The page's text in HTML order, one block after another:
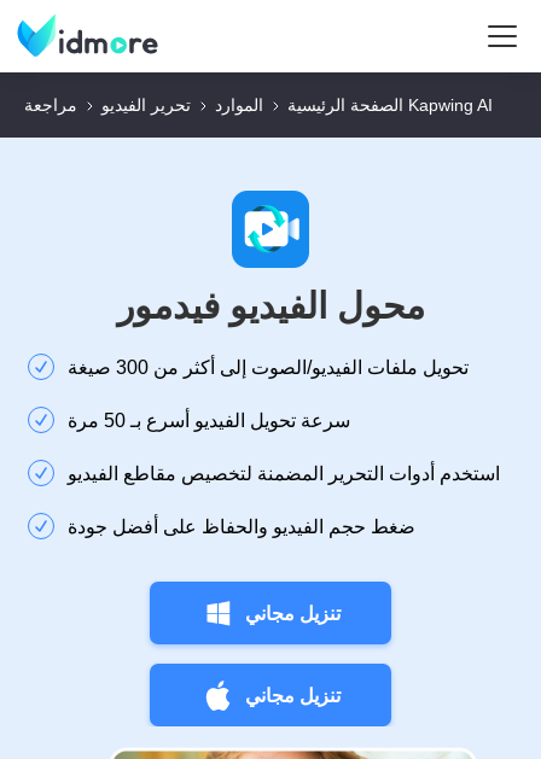
الصفحة الرئيسية الموارد تحرير الفيديو مراجعة Kapwing AI
محول الفيديو فيدمور
تحويل ملفات الفيديو/الصوت إلى أكثر من 300 صيغة
سرعة تحويل الفيديو أسرع بـ 50 مرة
استخدم أدوات التحرير المضمنة لتخصيص مقاطع الفيديو
ضغط حجم الفيديو والحفاظ على أفضل جودة
تنزيل مجاني
تنزيل مجاني